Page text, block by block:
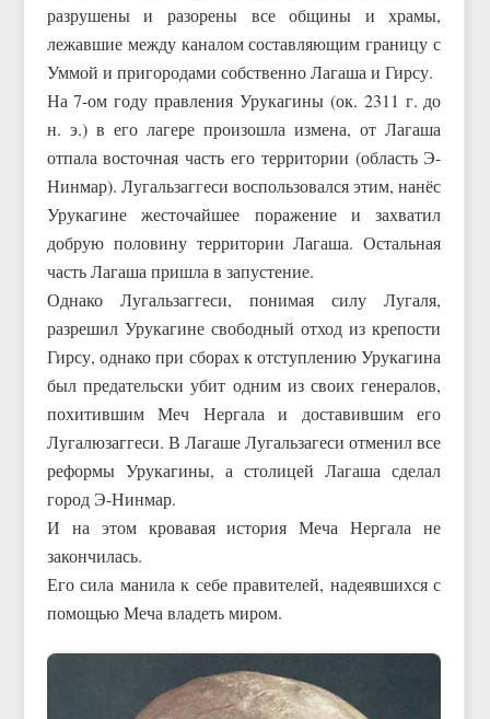
разрушены и разорены все общины и храмы,
лежавшие между каналом составляющим границу с
Уммой и пригородами собственно Лагаша и Гирсу.
На 7-ом году правления Урукагины (ок. 2311 г. до
н. э.) в его лагере произошла измена, от Лагаша
отпала восточная часть его территории (область Э-
Нинмар). Лугальзаггеси воспользовался этим, нанёс
Урукагине жесточайшее поражение и захватил
добрую половину территории Лагаша. Остальная
часть Лагаша пришла в запустение.
Однако Лугальзаггеси, понимая силу Лугаля,
разрешил Урукагине свободный отход из крепости
Гирсу, однако при сборах к отступлению Урукагина
был предательски убит одним из своих генералов,
похитившим Меч Нергала и доставившим его
Лугалюзаггеси. В Лагаше Лугальзагеси отменил все
реформы Урукагины, а столицей Лагаша сделал
город Э-Нинмар.
И на этом кровавая история Меча Нергала не
закончилась.
Его сила манила к себе правителей, надеявшихся с
помощью Меча владеть миром.